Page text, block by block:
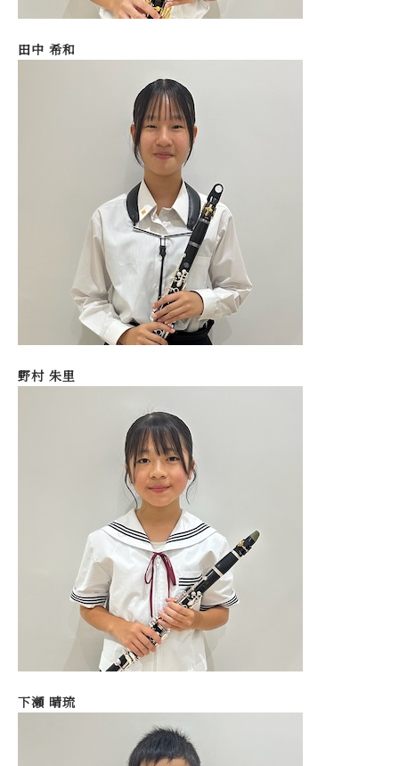
田中 希和
野村 朱里
下瀬 晴琉